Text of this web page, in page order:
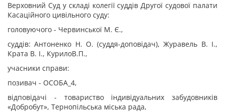
Верховний Суд у складі колегії суддів Другої судової палати
Касаційного цивільного суду:
головуючого - Червинської М. Є.,
суддів: Антоненко Н. О. (суддя-доповідач), Журавель В. І.,
Крата В. І., КурилоВ.П.,
учасники справи:
позивач - ОСОБА_4,
відповідачі - товариство індивідуальних забудовників
«Добробут», Тернопільська міська рада,